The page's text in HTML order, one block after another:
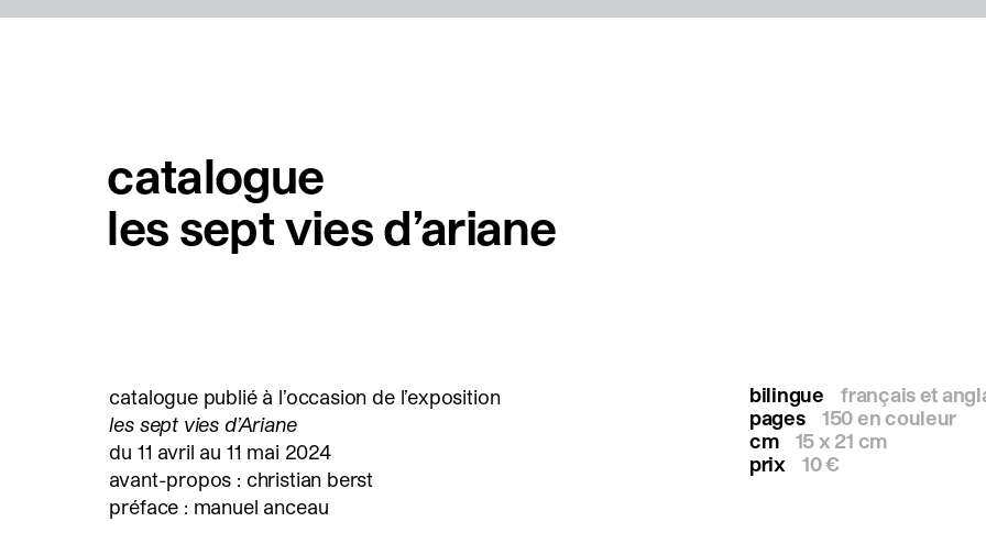
catalogue
les sept vies d’ariane
catalogue publié à l’occasion de l’exposition
les sept vies d’Ariane
du 11 avril au 11 mai 2024
avant-propos : christian berst
préface : manuel anceau
bilingue
français et
pages
150 en couleur
cm
15 x 21 cm
prix
10 €